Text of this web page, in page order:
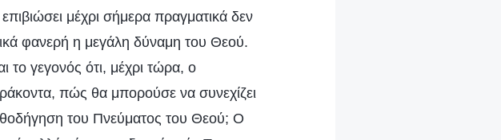
μέχρι σήμερα πραγματικά δεν
φανερή η μεγάλη δύναμη του Θεού.
γεγονός ότι, μέχρι τώρα, ο
πώς θα μπορούσε να συνεχίζει
του Πνεύματος του Θεού; Ο